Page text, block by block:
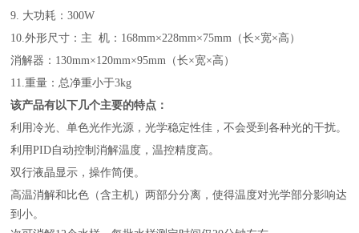
9. 大功耗：300W
10.外形尺寸：主 机： 168mm×228mm×75mm （长×宽×高）
消解器： 130mm×120mm×95mm （长×宽×高）
11.重量：总净重小于3kg
该产品有以下几个主要的特点：
利用冷光、单色光作光源，光学稳定性佳，不会受到各种光的干扰。
利用PID自动控制消解温度，温控精度高。
双行液晶显示，操作简便。
高温消解和比色（含主机）两部分分离，使得温度对光学部分影响达
到小。